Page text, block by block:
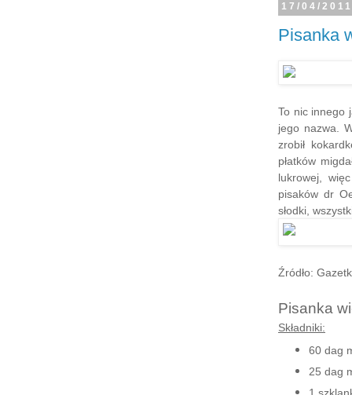
17/04/
Pisanka
To nic innego
jego nazwa.
zrobił
płatków
lukrowej,
pisaków dr
słodki,
Źródło:
Pisanka
Składniki:
60 dag
25 dag